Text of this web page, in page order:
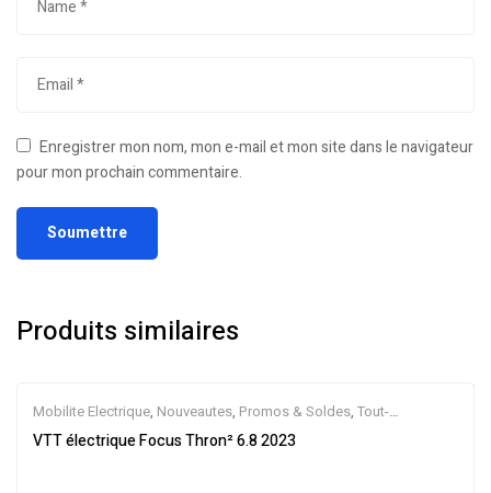
Enregistrer mon nom, mon e-mail et mon site dans le navigateur
pour mon prochain commentaire.
Produits similaires
Mobilite Electrique, Nouveautes, Promos & Soldes, Tout-
Suspendus,Vélo électrique ville,Velos Electriques
VTT électrique Focus Thron² 6.8 2023